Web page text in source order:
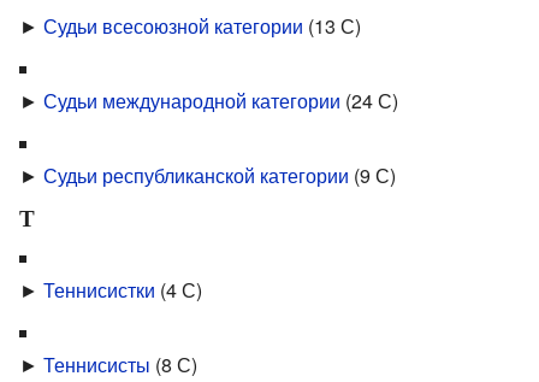
► Судьи всесоюзной категории (13 С)
► Судьи международной категории (24 С)
► Судьи республиканской категории (9 С)
Т
► Теннисистки (4 С)
► Теннисисты (8 С)